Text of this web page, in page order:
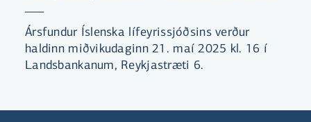
Ársfundur Íslenska lífeyrissjóðsins verður
haldinn miðvikudaginn 21. maí 2025 kl. 16 í
Landsbankanum, Reykjastræti 6.